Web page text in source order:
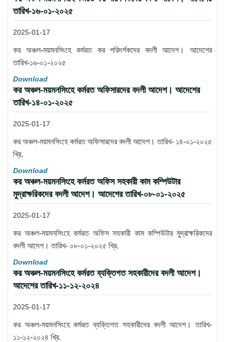
তারিখ-১৬-০১-২০২৫
2025-01-17
কর অঞ্চল-ময়মনসিংহে কর্মরত কর পরিদর্শকদের বদলী আদেশ। আদেশের
তারিখ-১৬-০১-২০২৫
Download
কর অঞ্চল-ময়মনসিংহে কর্মরত অফিসারদের বদলী আদেশ। আদেশের
তারিখ-১৪-০১-২০২৫
2025-01-17
কর অঞ্চল-ময়মনসিংহে কর্মরত অফিসারদের বদলী আদেশ। তারিখ- ১৪-০১-২০২৫
খ্রি.
Download
কর অঞ্চল-ময়মনসিংহে কর্মরত অফিস সহকারী কাম কম্পিউটার
মুদ্রাক্ষরিকদের বদলী আদেশ। আদেশের তারিখ-০৮-০১-২০২৫
2025-01-17
কর অঞ্চল-ময়মনসিংহে কর্মরত অফিস সহকারী কাম কম্পিউটার মুদ্রাক্ষরিকদের
বদলী আদেশ। তারিখ- ০৮-০১-২০২৫ খ্রি.
Download
কর অঞ্চল-ময়মনসিংহে কর্মরত ব্যক্তিগত সহকারীদের বদলী আদেশ।
আদেশের তারিখ-১১-১২-২০২৪
2025-01-17
কর অঞ্চল-ময়মনসিংহে কর্মরত ব্যক্তিগত সহকারীদের বদলী আদেশ। তারিখ-
১১-১২-২০২৪ খ্রি.